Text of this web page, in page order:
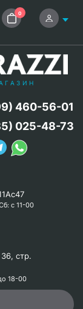
0
с 11-00
стр.
18-00
460-56-01
025-48-73